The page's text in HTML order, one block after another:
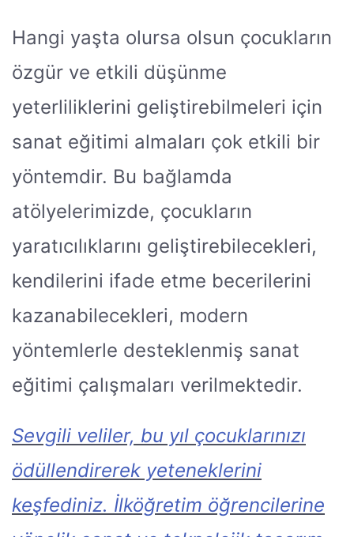
Hangi yaşta olursa olsun çocukların
özgür ve etkili düşünme
yeterliliklerini geliştirebilmeleri için
sanat eğitimi almaları çok etkili bir
yöntemdir. Bu bağlamda
atölyelerimizde, çocukların
yaratıcılıklarını geliştirebilecekleri,
kendilerini ifade etme becerilerini
kazanabilecekleri, modern
yöntemlerle desteklenmiş sanat
eğitimi çalışmaları verilmektedir.
Sevgili veliler, bu yıl çocuklarınızı
ödüllendirerek yeteneklerini
keşfediniz. İlköğretim öğrencilerine